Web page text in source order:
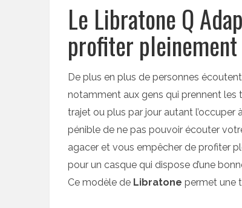
Le Libratone Q
profiter
De plus en plus de personnes
notamment aux gens qui prennent les
trajet ou plus par jour autant l’occuper
pénible de ne pas pouvoir écouter
agacer et vous empêcher de profiter
pour un casque qui dispose d’une
Ce modèle de Libratone permet une